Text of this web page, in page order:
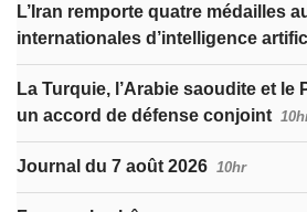
L’Iran remporte quatre médailles
internationales d’intelligence
La Turquie, l’Arabie saoudite et
un accord de défense conjoint
Journal du 7 août 2026 10hr